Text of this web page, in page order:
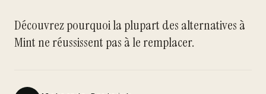
Découvrez pourquoi la plupart des alternatives à
Mint ne réussissent pas à le remplacer.